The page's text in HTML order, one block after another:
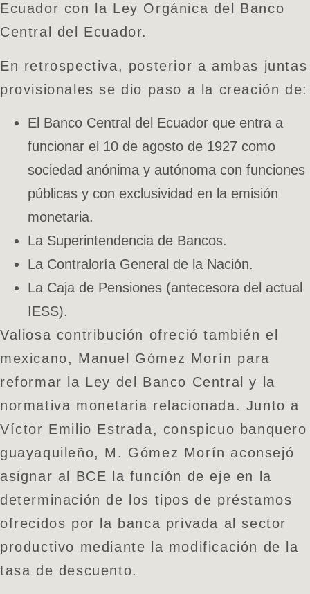
Ecuador con la Ley Orgánica del Banco
Central del Ecuador.
En retrospectiva, posterior a ambas juntas
provisionales se dio paso a la creación de:
El Banco Central del Ecuador que entra a
funcionar el 10 de agosto de 1927 como
sociedad anónima y autónoma con funciones
públicas y con exclusividad en la emisión
monetaria.
La Superintendencia de Bancos.
La Contraloría General de la Nación.
La Caja de Pensiones (antecesora del actual
IESS).
Valiosa contribución ofreció también el
mexicano, Manuel Gómez Morín para
reformar la Ley del Banco Central y la
normativa monetaria relacionada. Junto a
Víctor Emilio Estrada, conspicuo banquero
guayaquileño, M. Gómez Morín aconsejó
asignar al BCE la función de eje en la
determinación de los tipos de préstamos
ofrecidos por la banca privada al sector
productivo mediante la modificación de la
tasa de descuento.